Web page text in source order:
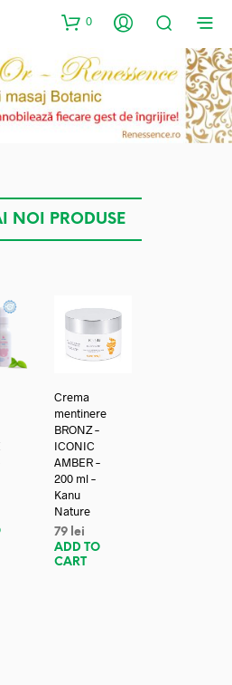
0
NOI PRODUSE
Crema
mentinere
BRONZ –
ICONIC
AMBER –
200 ml –
Kanu
Nature
79 lei
ADD TO
CART